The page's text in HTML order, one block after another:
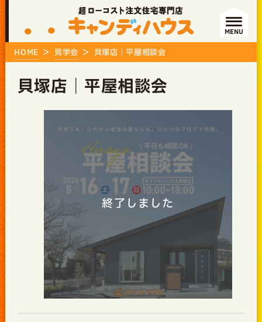
MENU
HOME 見学会 貝塚店｜平屋相談会
貝塚店｜平屋相談会
終了しました